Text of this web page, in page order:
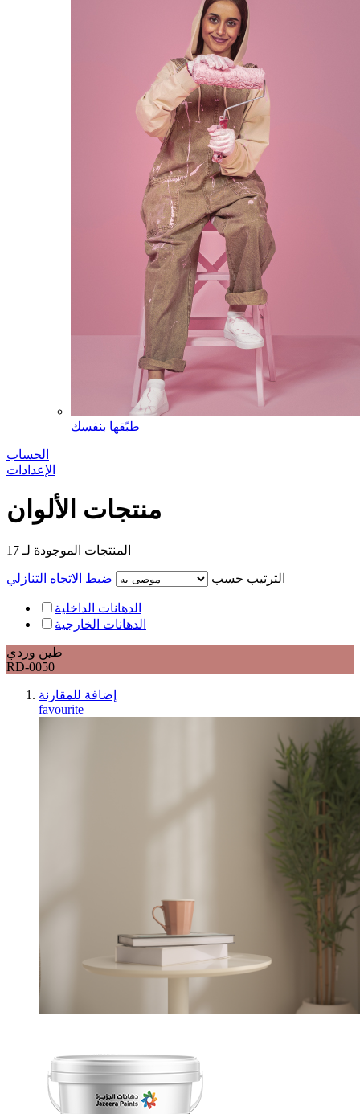
طبّقها بنفسك
الحساب
الإعدادات
منتجات الألوان
17 المنتجات الموجودة لـ
الترتيب حسب ضبط الاتجاه التنازلي
الدهانات الداخلية
الدهانات الخارجية
طين وردي
RD-0050
إضافة للمقارنة
favourite